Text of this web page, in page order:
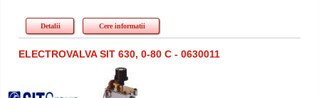
Detalii Cere informatii
ELECTROVALVA SIT 630, 0-80 C - 0630011